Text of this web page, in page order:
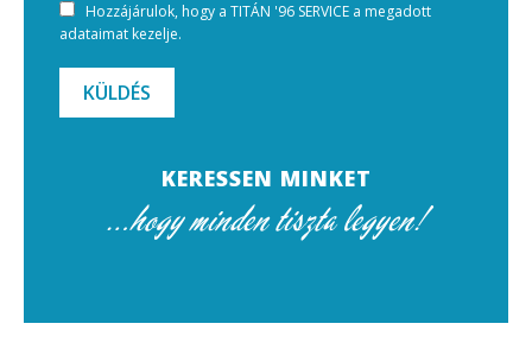
Hozzájárulok, hogy a TITÁN '96 SERVICE a megadott
adataimat kezelje.
KÜLDÉS
KERESSEN MINKET
…hogy minden tiszta legyen!